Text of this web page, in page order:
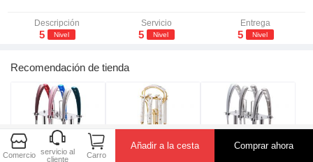
Descripción
5 Nivel
Servicio
5 Nivel
Entrega
5 Nivel
Recomendación de tienda

Comercio

servicio al
cliente

Carro
Añadir a la cesta Comprar ahora